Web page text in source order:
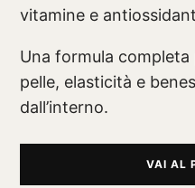
vitamine e
Una formula
pelle, elasticità e
dall’interno.
VAI AL